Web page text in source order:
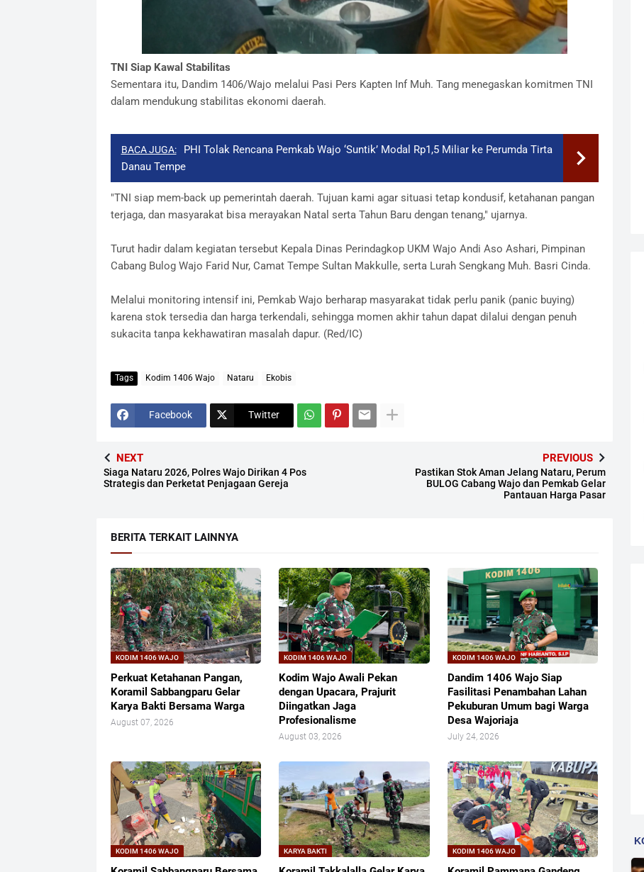
TNI Siap Kawal Stabilitas
​Sementara itu, Dandim 1406/Wajo melalui Pasi Pers Kapten Inf Muh. Tang menegaskan komitmen TNI
dalam mendukung stabilitas ekonomi daerah.
BACA JUGA:
PHI Tolak Rencana Pemkab Wajo ‘Suntik’ Modal Rp1,5 Miliar ke Perumda Tirta
Danau Tempe
​"TNI siap mem-back up pemerintah daerah. Tujuan kami agar situasi tetap kondusif, ketahanan pangan
terjaga, dan masyarakat bisa merayakan Natal serta Tahun Baru dengan tenang," ujarnya.
​Turut hadir dalam kegiatan tersebut Kepala Dinas Perindagkop UKM Wajo Andi Aso Ashari, Pimpinan
Cabang Bulog Wajo Farid Nur, Camat Tempe Sultan Makkulle, serta Lurah Sengkang Muh. Basri Cinda.
​Melalui monitoring intensif ini, Pemkab Wajo berharap masyarakat tidak perlu panik (panic buying)
karena stok tersedia dan harga terkendali, sehingga momen akhir tahun dapat dilalui dengan penuh
sukacita tanpa kekhawatiran masalah dapur. ​(Red/IC)
Tags Kodim 1406 Wajo Nataru Ekobis
Facebook Twitter
NEXT
Siaga Nataru 2026, Polres Wajo Dirikan 4 Pos
Strategis dan Perketat Penjagaan Gereja
PREVIOUS
Pastikan Stok Aman Jelang Nataru, Perum
BULOG Cabang Wajo dan Pemkab Gelar
Pantauan Harga Pasar
BERITA TERKAIT LAINNYA
KODIM 1406 WAJO
Perkuat Ketahanan Pangan,
Koramil Sabbangparu Gelar
Karya Bakti Bersama Warga
August 07, 2026
KODIM 1406 WAJO
Kodim Wajo Awali Pekan
dengan Upacara, Prajurit
Diingatkan Jaga
Profesionalisme
August 03, 2026
KODIM 1406 WAJO
Dandim 1406 Wajo Siap
Fasilitasi Penambahan Lahan
Pekuburan Umum bagi Warga
Desa Wajoriaja
July 24, 2026
KODIM 1406 WAJO KARYA BAKTI KODIM 1406 WAJO